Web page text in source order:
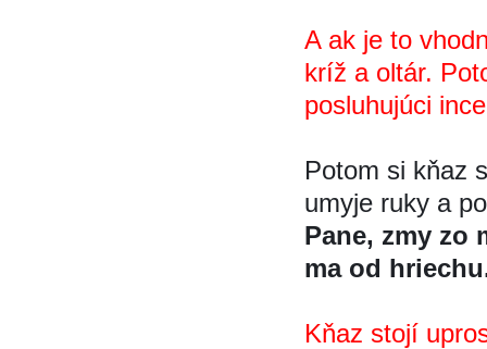
A ak je to
kríž a oltár.
posluhujúci
Potom si kňaz
umyje ruky a
Pane, zmy zo
ma od
Kňaz stojí